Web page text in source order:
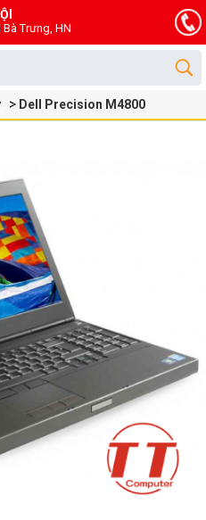
Trưng, HN
Dell Precision M4800